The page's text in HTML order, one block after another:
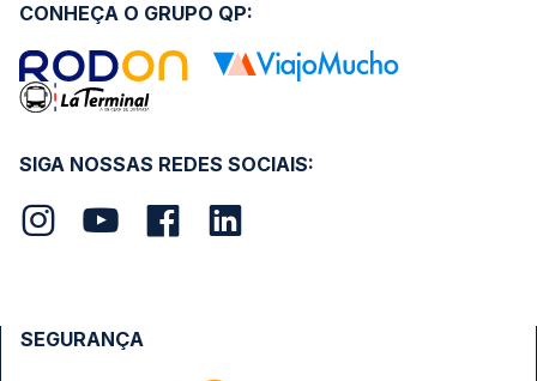
SIGA NOSSAS REDES SOCIAIS:
CONHEÇA O GRUPO QP:
SEGURANÇA